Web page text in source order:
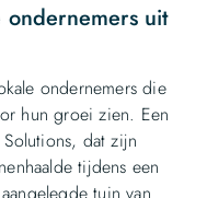
ondernemers uit
ondernemers die
hun groei zien. Een
dat zijn
tijdens een
tuin van